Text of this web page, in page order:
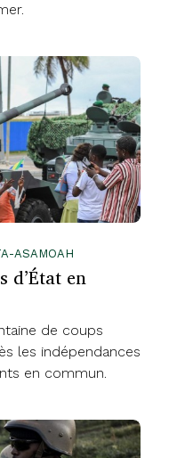
ASAMOAH
d’État en
de coups
les indépendances
en commun.